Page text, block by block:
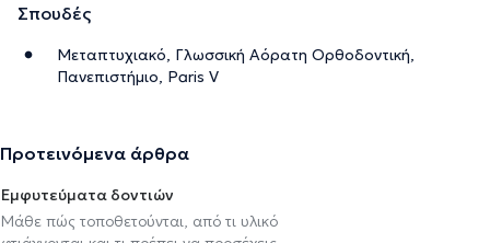
Σπουδές
Μεταπτυχιακό, Γλωσσική Αόρατη Ορθοδοντική,
Πανεπιστήμιο, Paris V
Προτεινόμενα άρθρα
Εμφυτεύματα δοντιών
Μάθε πώς τοποθετούνται, από τι υλικό